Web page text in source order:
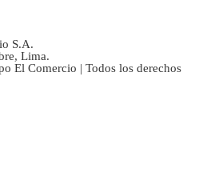
S.A.
Lima.
El Comercio | Todos los derechos